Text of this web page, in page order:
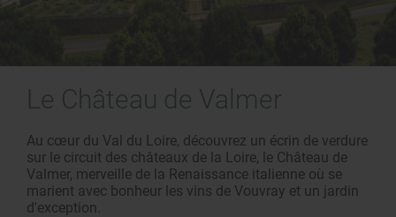
Le Château de Valmer
Au cœur du Val du Loire, découvrez un écrin de verdure
sur le circuit des châteaux de la Loire, le Château de
Valmer, merveille de la Renaissance italienne où se
marient avec bonheur les vins de Vouvray et un jardin
d'exception.